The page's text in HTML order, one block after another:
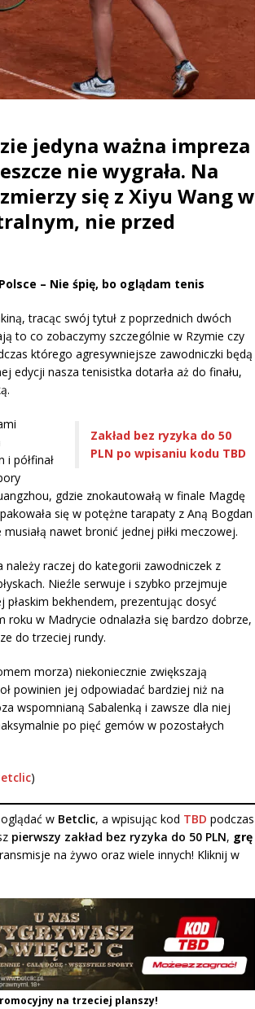
jedyna ważna impreza
nie wygrała. Na
się z Xiyu Wang w
nie przed
– Nie śpię, bo oglądam tenis
tracąc swój tytuł z poprzednich dwóch
to co zobaczymy szczególnie w Rzymie czy
którego agresywniejsze zawodniczki będą
edycji nasza tenisistka dotarła aż do finału,
Zakład bez ryzyka do 50
PLN po wpisaniu kodu TBD
półfinał
gdzie znokautowałą w finale Magdę
się w potężne tarapaty z Aną Bogdan
nawet bronić jednej piłki meczowej.
należy raczej do kategorii zawodniczek z
Nieźle serwuje i szybko przejmuje
bekhendem, prezentując dosyć
w Madrycie odnalazła się bardzo dobrze,
do trzeciej rundy.
morza) niekoniecznie zwiększają
powinien jej odpowiadać bardziej niż na
wspomnianą Sabalenką i zawsze dla niej
po pięć gemów w pozostałych
)
w Betclic, a wpisując kod TBD podczas
pierwszy zakład bez ryzyka do 50 PLN, grę
na żywo oraz wiele innych! Kliknij w
na trzeciej planszy!